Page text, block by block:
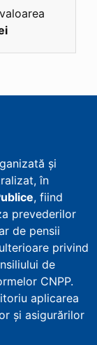
valoarea
și
în
, fiind
prevederilor
de pensii
privind
de
CNPP.
aplicarea
și asigurărilor